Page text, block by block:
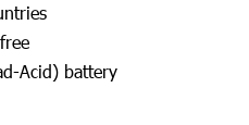
Acid) battery